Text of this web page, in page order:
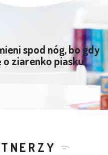
spod nóg, bo gdy
o ziarenko piasku